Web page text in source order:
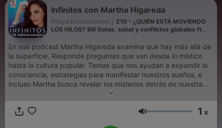
Infinitos con Martha Higareda
Pitaya Entertainment
210 - ¿QUIÉN ESTÁ MOVIENDO
LOS HILOS? Bill Gates, salud y conflictos globales ft.
En ese podcast Martha Higareda examina qué hay más allá de
la superficie. Responde preguntas que van desde lo místico
hasta la cultura popular. Temas que nos ayudan a expandir la
consciencia, estrategias para manifestar nuestros sueños, e
incluso Martha busca revelar los misterios detrás de nuestra
realidad. Con invitados especiales y episodios que serán una
por años: ¿De dónde venimos? ¿Para qué? ¿Hacia dónde va el
Volumen 1 x